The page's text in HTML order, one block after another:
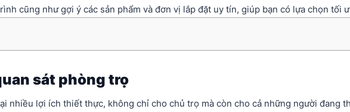
cũng như gợi ý các sản phẩm và đơn vị lắp đặt uy tín, giúp bạn có lựa chọn tối
sát phòng trọ
nhiều lợi ích thiết thực, không chỉ cho chủ trọ mà còn cho cả những người đang